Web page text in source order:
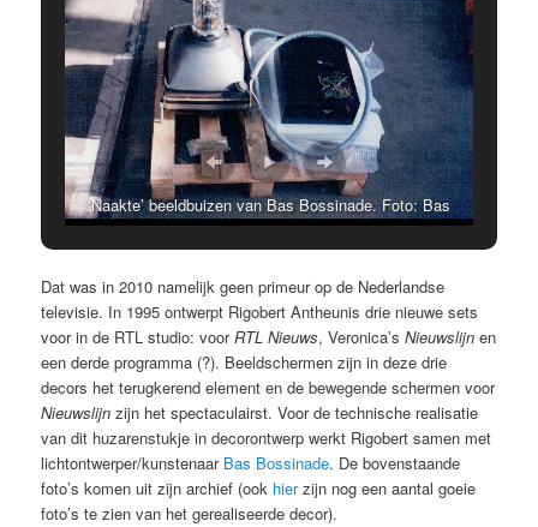
‘Naakte’ beeldbuizen van Bas Bossinade. Foto: Bas
Dat was in 2010 namelijk geen primeur op de Nederlandse
televisie. In 1995 ontwerpt Rigobert Antheunis drie nieuwe sets
voor in de RTL studio: voorRTL Nieuws, Veronica’sNieuwslijn en
een derde programma (?). Beeldschermen zijn in deze drie
decors het terugkerend element en de bewegende schermen voor
Nieuwslijn zijn het spectaculairst. Voor de technische realisatie
van dit huzarenstukje in decorontwerp werkt Rigobert samen met
lichtontwerper/kunstenaar Bas Bossinade. De bovenstaande
foto’s komen uit zijn archief (ook hierzijn nog een aantal goeie
foto’s te zien van het gerealiseerde decor).